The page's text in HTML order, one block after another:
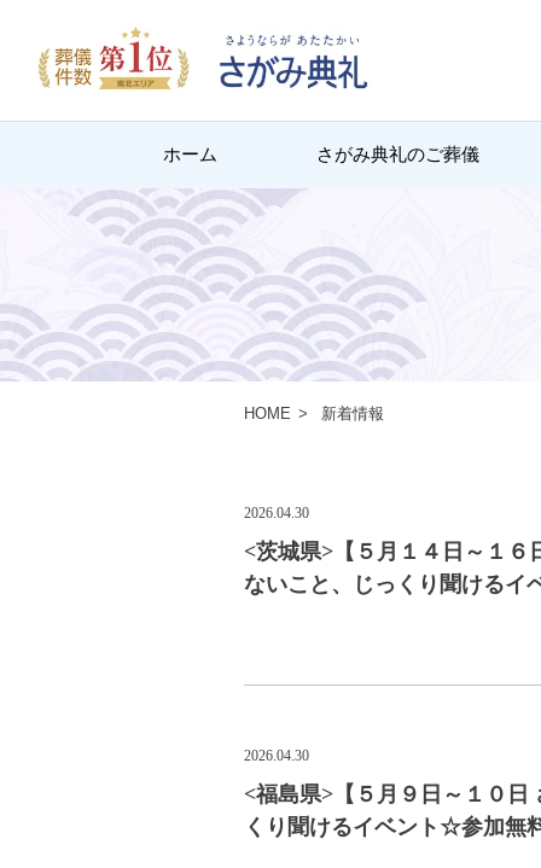
ホーム さがみ典礼のご葬儀
HOME 新着情報
2026.04.30
<茨城県>【５月１４日～１
ないこと、じっくり聞ける
2026.04.30
<福島県>【５月９日～１０
くり聞けるイベント☆参加無